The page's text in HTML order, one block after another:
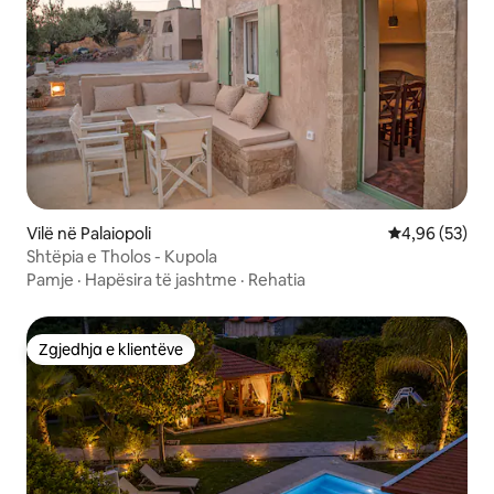
Vilë në Palaiopoli Vlerësimi
4,96 (53)
Shtëpia e Tholos - Kupola
Pamje · Hapësira të jashtme · Rehatia
Zgjedhja e klientëve
Zgjedhja e klientëve